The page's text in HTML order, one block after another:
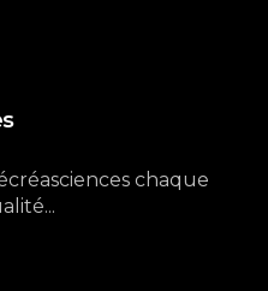
chaque